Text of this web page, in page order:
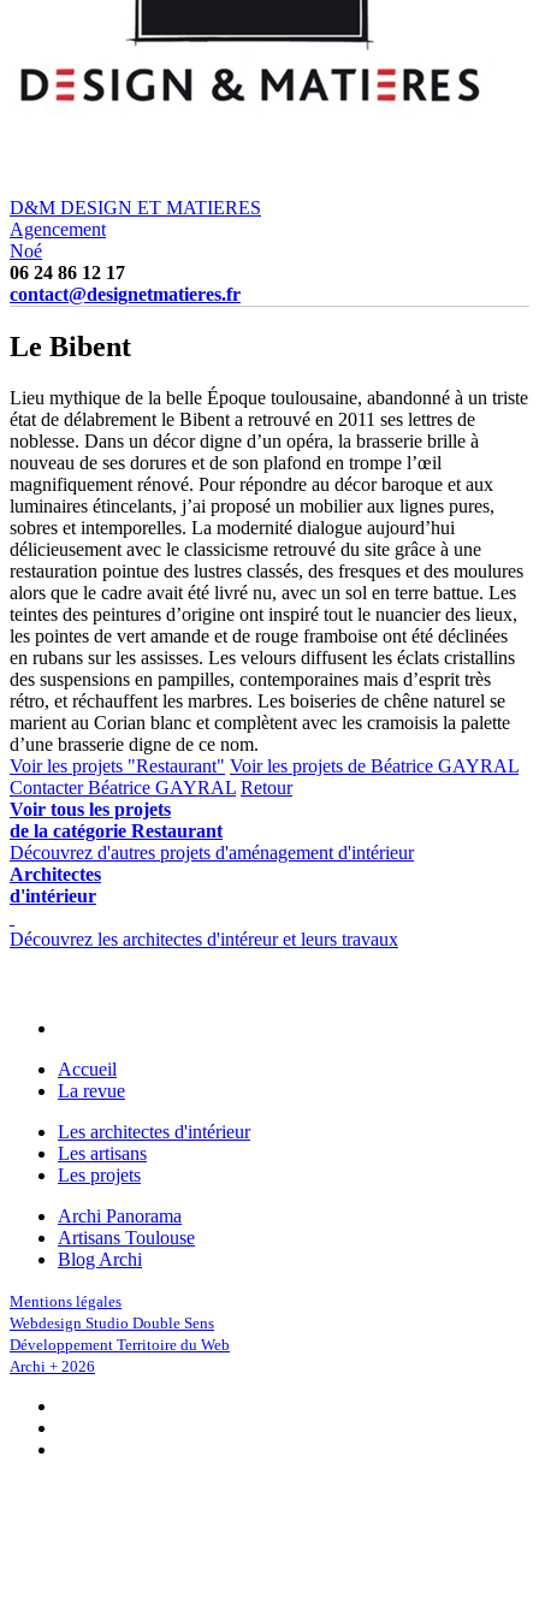
D&M DESIGN ET MATIERES
Agencement
Noé
06 24 86 12 17
contact@designetmatieres.fr
Le Bibent
Lieu mythique de la belle Époque toulousaine, abandonné à un triste
état de délabrement le Bibent a retrouvé en 2011 ses lettres de
noblesse. Dans un décor digne d’un opéra, la brasserie brille à
nouveau de ses dorures et de son plafond en trompe l’œil
magnifiquement rénové. Pour répondre au décor baroque et aux
luminaires étincelants, j’ai proposé un mobilier aux lignes pures,
sobres et intemporelles. La modernité dialogue aujourd’hui
délicieusement avec le classicisme retrouvé du site grâce à une
restauration pointue des lustres classés, des fresques et des moulures
alors que le cadre avait été livré nu, avec un sol en terre battue. Les
teintes des peintures d’origine ont inspiré tout le nuancier des lieux,
les pointes de vert amande et de rouge framboise ont été déclinées
en rubans sur les assisses. Les velours diffusent les éclats cristallins
des suspensions en pampilles, contemporaines mais d’esprit très
rétro, et réchauffent les marbres. Les boiseries de chêne naturel se
marient au Corian blanc et complètent avec les cramoisis la palette
d’une brasserie digne de ce nom.
Voir les projets "Restaurant" Voir les projets de Béatrice GAYRAL
Contacter Béatrice GAYRAL Retour
Voir tous les projets
de la catégorie Restaurant
Découvrez d'autres projets d'aménagement d'intérieur
Architectes
d'intérieur
Découvrez les architectes d'intéreur et leurs travaux
Accueil
La revue
Les architectes d'intérieur
Les artisans
Les projets
Archi Panorama
Artisans Toulouse
Blog Archi
Mentions légales
Webdesign Studio Double Sens
Développement Territoire du Web
Archi + 2026